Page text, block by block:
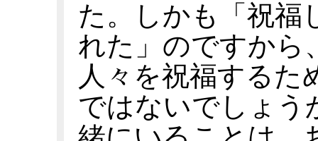
た。しかも「祝福
れた」のですから
人々を祝福するた
ではないでしょう